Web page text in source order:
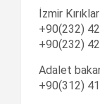
İzmir
+90(232)
+90(232)
Adalet
+90(312)